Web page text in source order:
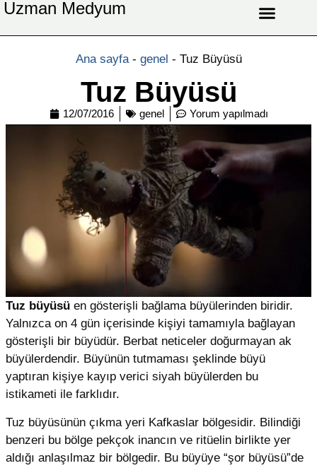
Uzman Medyum
Ana sayfa- genel - Tuz Büyüsü
Tuz Büyüsü
12/07/2016 genel Yorum yapılmadı
Tuz büyüsü en gösterişli bağlama büyülerinden biridir.
Yalnızca on 4 gün içerisinde kişiyi tamamıyla bağlayan
gösterişli bir büyüdür. Berbat neticeler doğurmayan ak
büyülerdendir. Büyünün tutmaması şeklinde büyü
yaptıran kişiye kayıp verici siyah büyülerden bu
istikameti ile farklıdır.
Tuz büyüsünün çıkma yeri Kafkaslar bölgesidir. Bilindiği
benzeri bu bölge pekçok inancın ve ritüelin birlikte yer
aldığı anlaşılmaz bir bölgedir. Bu büyüye “şor büyüsü”de